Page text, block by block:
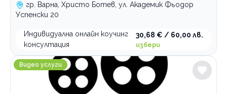
гр. Варна, Христо Ботев, ул. Академик Фьодор
Успенски 20
Индивидуална онлайн коучинг
консултация
30,68 € / 60,00 лв.
избери
Дв Арт Видеография
Видео услуги